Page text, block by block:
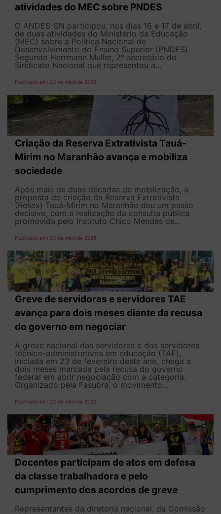
atividades do MEC sobre PNDES
O ANDES-SN participou, nos dias 16 e 17 de abril,
de duas atividades do Ministério da Educação
(MEC) sobre a Política Nacional de
Desenvolvimento do Ensino Superior (PNDES).
Segundo Herrmann Muller, 2º secretário do
Sindicato Nacional que representou a...
Publicado em: 23 de Abril de 2026
Criação da Reserva Extrativista Tauá-
Mirim no Maranhão avança e mobiliza
sociedade
Após mais de duas décadas de mobilização, a
proposta de criação da Reserva Extrativista
(Resex) Tauá-Mirim no Maranhão deu um passo
decisivo, com a realização da consulta pública
promovida pelo Instituto Chico Mendes de...
Publicado em: 23 de Abril de 2026
Greve de servidoras e servidores TAE
avança para dois meses diante da recusa
do governo em negociar
A greve nacional das servidoras e dos servidores
técnico-administrativos em educação (TAE),
iniciada em 23 de fevereiro deste ano, chega a
dois meses marcada pela recusa do governo
federal em abrir negociação com a categoria.
Organizado pela Fasubra, o movimento...
Publicado em: 23 de Abril de 2026
Docentes participam de atos em defesa
da classe trabalhadora e pelo
cumprimento dos acordos de greve
Representantes da diretoria nacional, da Comissão